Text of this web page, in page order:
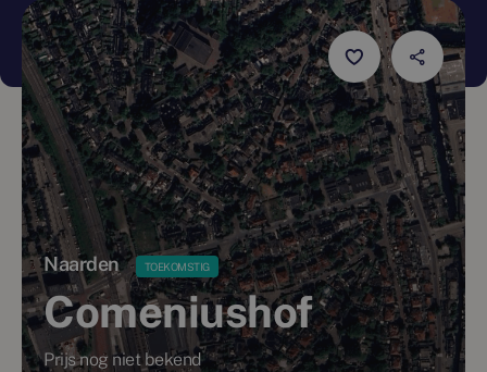
Naarden TOEKOMSTIG
Comeniushof
Prijs nog niet bekend